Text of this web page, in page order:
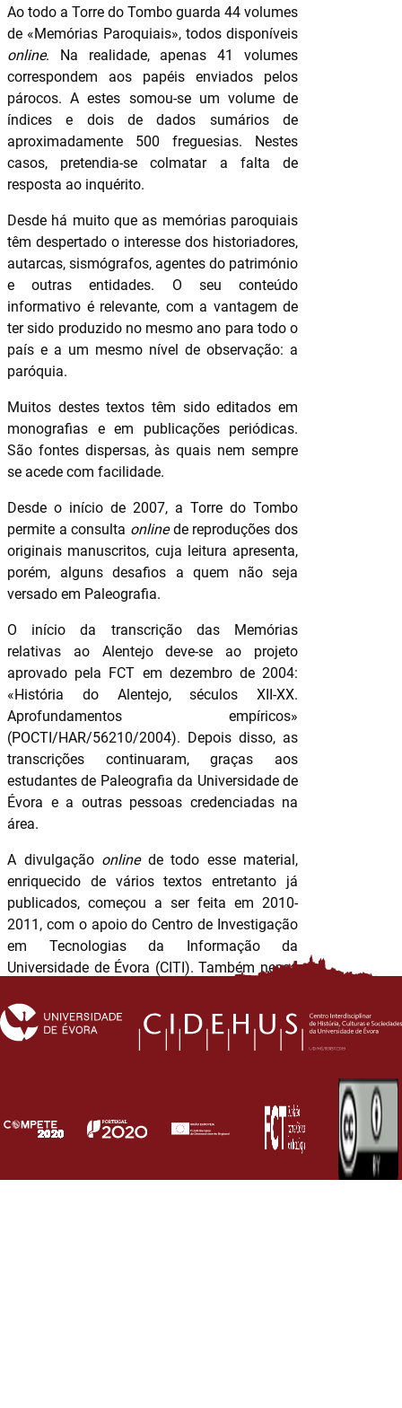
Ao todo a Torre do Tombo guarda 44 volumes
de «Memórias Paroquiais», todos disponíveis
online. Na realidade, apenas 41 volumes
correspondem aos papéis enviados pelos
párocos. A estes somou-se um volume de
índices e dois de dados sumários de
aproximadamente 500 freguesias. Nestes
casos, pretendia-se colmatar a falta de
resposta ao inquérito.
Desde há muito que as memórias paroquiais
têm despertado o interesse dos historiadores,
autarcas, sismógrafos, agentes do património
e outras entidades. O seu conteúdo
informativo é relevante, com a vantagem de
ter sido produzido no mesmo ano para todo o
país e a um mesmo nível de observação: a
paróquia.
Muitos destes textos têm sido editados em
monografias e em publicações periódicas.
São fontes dispersas, às quais nem sempre
se acede com facilidade.
Desde o início de 2007, a Torre do Tombo
permite a consulta onlinede reproduções dos
originais manuscritos, cuja leitura apresenta,
porém, alguns desafios a quem não seja
versado em Paleografia.
O início da transcrição das Memórias
relativas ao Alentejo deve-se ao projeto
aprovado pela FCT em dezembro de 2004:
«História do Alentejo, séculos XII-XX.
Aprofundamentos empíricos»
(POCTI/HAR/56210/2004). Depois disso, as
transcrições continuaram, graças aos
estudantes de Paleografia da Universidade de
Évora e a outras pessoas credenciadas na
área.
A divulgação onlinede todo esse material,
enriquecido de vários textos entretanto já
publicados, começou a ser feita em 2010-
2011, com o apoio do Centro de Investigação
em Tecnologias da Informação da
Universidade de Évora (CITI). Também nessa
denominado «Portugal1758», que produziu
bons resultados.
adicionais, para auxiliar as consultas dos
internautas, devem estar concluídos em 2019.
Fernanda Olival